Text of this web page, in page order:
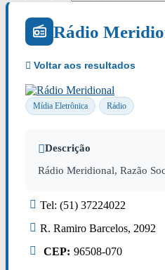
Rádio
Mídia Eletrônica Rádio
Descrição
Rádio Meridional, Razão
Tel: (51) 37224022
R. Ramiro Barcelos,
CEP: 96508-070